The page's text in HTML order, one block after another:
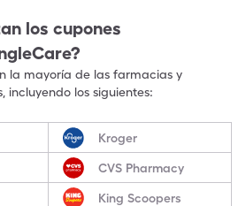
los cupones
la mayoría de las farmacias y
incluyendo los siguientes:
Kroger
CVS Pharmacy
King Scoopers